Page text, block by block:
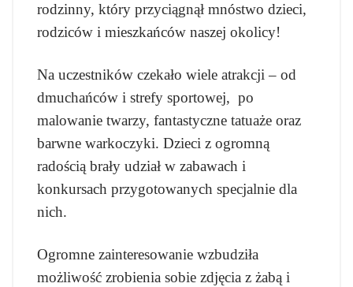
rodzinny, który przyciągnął mnóstwo dzieci,
rodziców i mieszkańców naszej okolicy!
Na uczestników czekało wiele atrakcji – od
dmuchańców i strefy sportowej, po
malowanie twarzy, fantastyczne tatuaże oraz
barwne warkoczyki. Dzieci z ogromną
radością brały udział w zabawach i
konkursach przygotowanych specjalnie dla
nich.
Ogromne zainteresowanie wzbudziła
możliwość zrobienia sobie zdjęcia z żabą i